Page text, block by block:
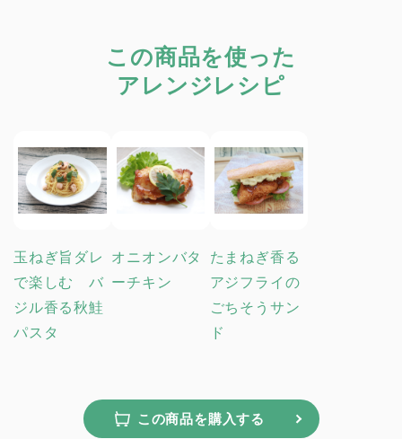
この商品を使った
アレンジレシピ
玉ねぎ旨ダレ
で楽しむ バ
ジル香る秋鮭
パスタ
オニオンバタ
ーチキン
たまねぎ香る
アジフライの
ごちそうサン
ド
この商品を購入する